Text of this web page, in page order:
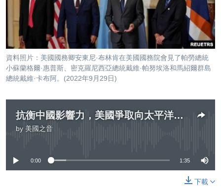
經貿
視頻
每日視頻新聞
VOA 60秒 (國際)
美國專訊
視頻存檔
音頻
時事經緯
新聞音頻
海外港人
建國史話
關注我們
其他語言網站
資料照片：美國國務卿安東尼·布林肯在美國國務院會見了帕勞總統
小蘇蘭格爾·惠普斯、密克羅尼西亞總統戴維·帕努埃洛和馬紹爾群島
總統戴維·卡布阿。(2022年9月29日)
抗衡中國影響力，美國爭取向太平洋島國提供為期20年超70億美元援助
by 美國之音
0:00 1:35
下載